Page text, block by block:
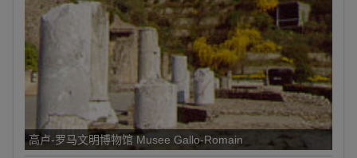
高卢-罗马文明博物馆 Musee Gallo-Romain